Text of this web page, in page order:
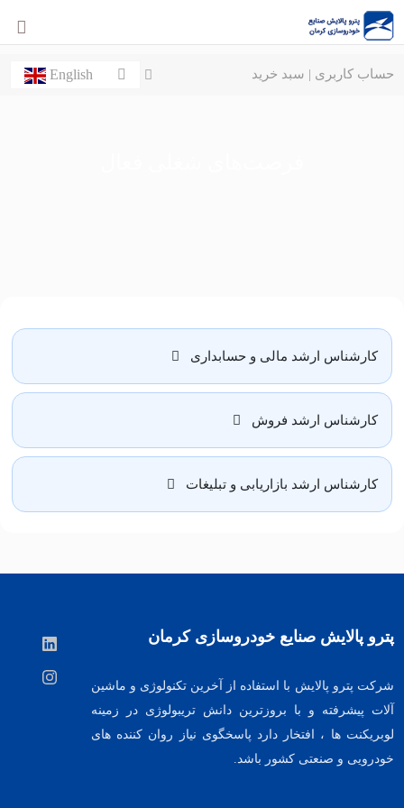
حساب کاربری | سبد خرید
کارشناس ارشد مالی و حسابداری
کارشناس ارشد فروش
کارشناس ارشد بازاریابی و تبلیغات
پترو پالایش صنایع خودروسازی کرمان
شرکت پترو پالایش با استفاده از آخرین تکنولوژی و ماشین
آلات پیشرفته و با بروزترین دانش تریبولوژی در زمینه
لوبریکنت ها ، افتخار دارد پاسخگوی نیاز روان کننده های
خودرویی و صنعتی کشور باشد.